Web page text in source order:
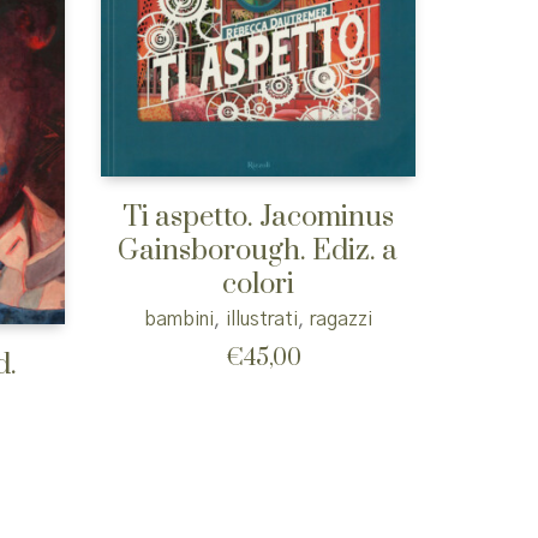
Ti aspetto. Jacominus
Gainsborough. Ediz. a
colori
bambini, illustrati, ragazzi
€45,00